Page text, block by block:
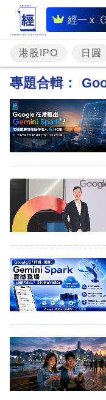
經一 x《
即
時
財
經
題
投
資
樓
市
理
商
業
科
技
職
場
生
港股IPO 日圓
專題合輯：